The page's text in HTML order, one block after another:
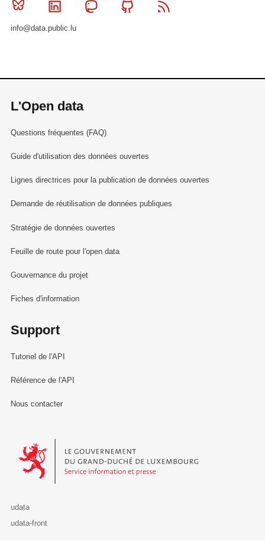
Bluesky Linkedin MastodonGithub
info@data.public.lu
L'Open data
Questions fréquentes (FAQ)
Guide d'utilisation des données ouvertes
Lignes directrices pour la publication de données ouvertes
Demande de réutilisation de données publiques
Stratégie de données ouvertes
Feuille de route pour l'open data
Gouvernance du projet
Fiches d'information
Support
Tutoriel de l'API
Référence de l'API
Nous contacter
Le Gouvernement du Grand-Duché de Luxembourg - Service
udata
udata-front